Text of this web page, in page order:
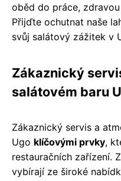
oběd do práce,
Přijďte ochutnat naše
svůj salátový zážitek v
Zákaznický
salátovém baru
Zákaznický servis a
Ugo klíčovými prvky,
restauračních zařízení.
vybírají ze široké